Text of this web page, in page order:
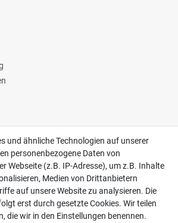
und ähnliche Technologien auf unserer
personenbezogene Daten von
Webseite (z.B. IP-Adresse), um z.B. Inhalte
Medien von Drittanbietern
auf unsere Website zu analysieren. Die
erst durch gesetzte Cookies. Wir teilen
die wir in den Einstellungen benennen.